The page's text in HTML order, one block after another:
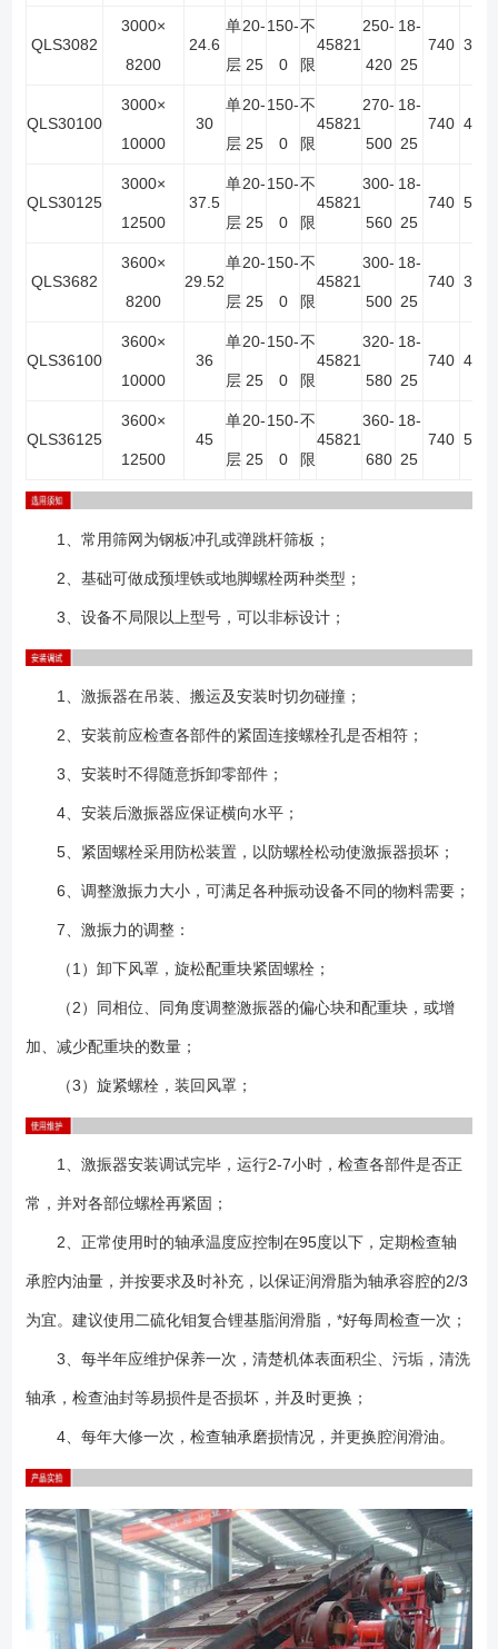
QLS3082
3000×
8200
24.6
单
层
20-
25
150-
0
不
限
45821
250-
420
18-
25
740 3
QLS30100
3000×
10000
30
单
层
20-
25
150-
0
不
限
45821
270-
500
18-
25
740 4
QLS30125
3000×
12500
37.5
单
层
20-
25
150-
0
不
限
45821
300-
560
18-
25
740 5
QLS3682
3600×
8200
29.52
单
层
20-
25
150-
0
不
限
45821
300-
500
18-
25
740 3
QLS36100
3600×
10000
36
单
层
20-
25
150-
0
不
限
45821
320-
580
18-
25
740 4
QLS36125
3600×
12500
45
单
层
20-
25
150-
0
不
限
45821
360-
680
18-
25
740 5
1、常用筛网为钢板冲孔或弹跳杆筛板；
2、基础可做成预埋铁或地脚螺栓两种类型；
3、设备不局限以上型号，可以非标设计；
1、激振器在吊装、搬运及安装时切勿碰撞；
2、安装前应检查各部件的紧固连接螺栓孔是否相符；
3、安装时不得随意拆卸零部件；
4、安装后激振器应保证横向水平；
5、紧固螺栓采用防松装置，以防螺栓松动使激振器损坏；
6、调整激振力大小，可满足各种振动设备不同的物料需要；
7、激振力的调整：
（1）卸下风罩，旋松配重块紧固螺栓；
（2）同相位、同角度调整激振器的偏心块和配重块，或增
加、减少配重块的数量；
（3）旋紧螺栓，装回风罩；
1、激振器安装调试完毕，运行2-7小时，检查各部件是否正
常，并对各部位螺栓再紧固；
2、正常使用时的轴承温度应控制在95度以下，定期检查轴
承腔内油量，并按要求及时补充，以保证润滑脂为轴承容腔的2/3
为宜。建议使用二硫化钼复合锂基脂润滑脂，*好每周检查一次；
3、每半年应维护保养一次，清楚机体表面积尘、污垢，清洗
轴承，检查油封等易损件是否损坏，并及时更换；
4、每年大修一次，检查轴承磨损情况，并更换腔润滑油。